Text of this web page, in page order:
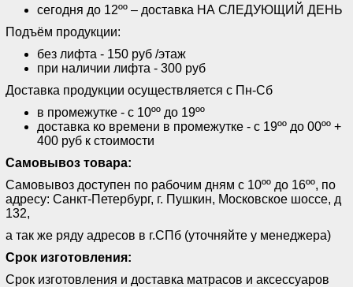
сегодня до 12ºº – доставка НА СЛЕДУЮЩИЙ ДЕНЬ
Подъём продукции:
без лифта - 150 руб /этаж
при наличии лифта - 300 руб
Доставка продукции осуществляется с Пн-Сб
в промежутке - с 10ºº до 19ºº
доставка ко времени в промежутке - с 19ºº до 00ºº +
400 руб к стоимости
Самовывоз товара:
Самовывоз доступен по рабочим дням с 10ºº до 16ºº, по
адресу: Санкт-Петербург, г. Пушкин, Московское шоссе, д
132,
а так же ряду адресов в г.СПб (уточняйте у менеджера)
Срок изготовления:
Срок изготовления и доставка матрасов и аксессуаров